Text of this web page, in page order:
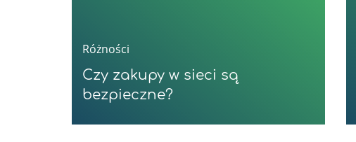
Różności
Czy zakupy w sieci są
bezpieczne?